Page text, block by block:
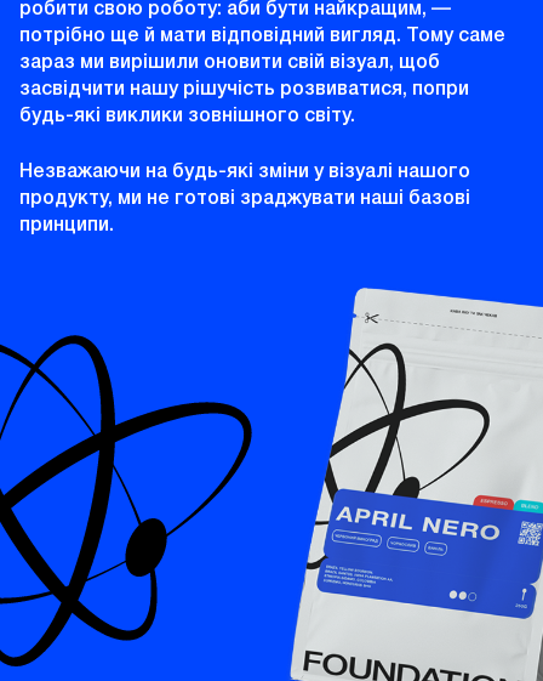
робити свою роботу: аби бути найкращим, ―
потрібно ще й мати відповідний вигляд. Тому саме
зараз ми вирішили оновити свій візуал, щоб
засвідчити нашу рішучість розвиватися, попри
будь-які виклики зовнішного світу.
Незважаючи на будь-які зміни у візуалі нашого
продукту, ми не готові зраджувати наші базові
принципи.